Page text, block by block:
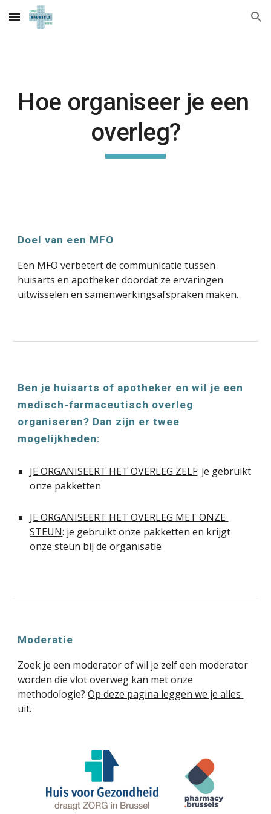
Skip to main content Skip to navigation
Hoe organiseer je een
overleg?
Doel van een MFO
Een MFO verbetert de communicatie tussen
huisarts en apotheker doordat ze ervaringen
uitwisselen en samenwerkingsafspraken maken.
Ben je huisarts of apotheker en wil je een
medisch-farmaceutisch overleg
organiseren? Dan zijn er twee
mogelijkheden:
JE ORGANISEERT HET OVERLEG ZELF: je gebruikt
onze pakketten
JE ORGANISEERT HET OVERLEG MET ONZE
STEUN: je gebruikt onze pakketten en krijgt
onze steun bij de organisatie
Moderatie
Zoek je een moderator of wil je zelf een moderator
worden die vlot overweg kan met onze
methodologie? Op deze pagina leggen we je alles
uit.